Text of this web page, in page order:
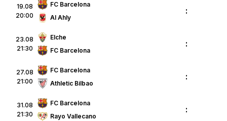
19.08
20:00
FC Barcelona
Al Ahly
:
23.08
21:30
Elche
FC Barcelona
:
27.08
21:00
FC Barcelona
Athletic Bilbao
:
31.08
21:30
FC Barcelona
Rayo Vallecano
: